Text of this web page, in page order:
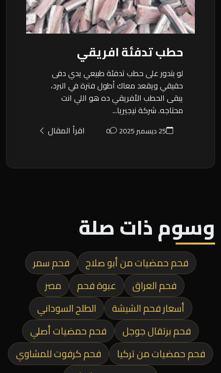
حطب تدفئة افريقي
لو بتدور على حطب تدفئة طبيعي يدي دفى
حقيقي ويقعد معاك أطول فترة في البرد،
يبقى الحطب الأفريقي ده هو اللي انت
محتاجه. شركة نيجيريا...
25 ديسمبر 2025 0 اقرأ المقال
وسوم ذات صلة
فحم حمضيات من أبو صلاح
فحم سمر
فحم العراق
عبوة فحم
مصر
أسعار فحم الشيشة
الطلح السوداني
فحم برتقال جوجل
فحم حمضيات أصلي
فحم حمضيات من تركيا
فحم كرفوت للمشاوي